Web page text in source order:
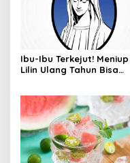
Ibu-Ibu Terkejut! Meniup
Lilin Ulang Tahun Bisa